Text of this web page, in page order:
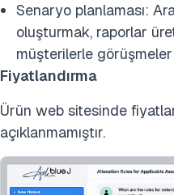
Senaryo planlaması:
oluşturmak, raporlar
müşterilerle
Fiyatlandırma
Ürün web sitesinde
açıklanmamıştır.